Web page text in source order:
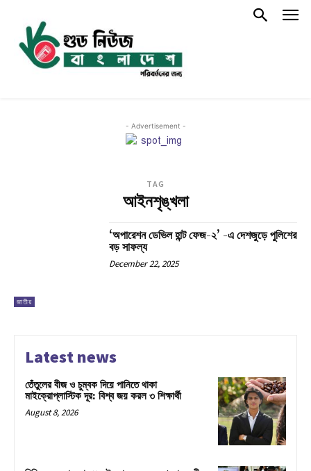
- Advertisement -
TAG
আইনশৃঙ্খলা
জাতীয়
‘অপারেশন ডেভিল হান্ট ফেজ-২’ -এ দেশজুড়ে পুলিশের
বড় সাফল্য
December 22, 2025
Latest news
তেঁতুলের বীজ ও চুম্বক দিয়ে পানিতে থাকা
মাইক্রোপ্লাস্টিক দূর: বিশ্ব জয় করল ৩ শিক্ষার্থী
August 8, 2026